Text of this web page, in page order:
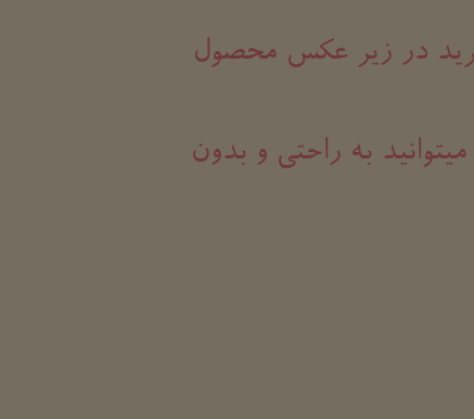
خروج از حساب کاربری
خرید در زیر عکس محصول
به راحتی و بدون